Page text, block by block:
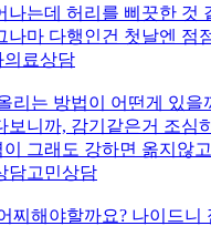
나는데 허리를 삐끗한 것
나마 다행인건 첫날엔 점
려나요?
의료상담
리는 방법이 어떤게 있을
보니까, 감기같은거 조심
그래도 강하면 옮지않
을까요?
담고민상담
찌해야할까요? 나이드니